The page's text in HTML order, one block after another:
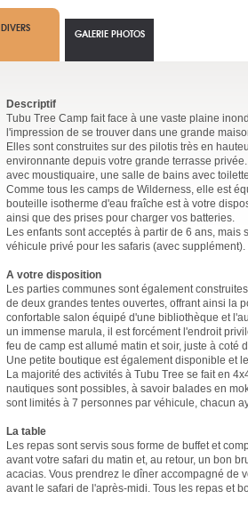
DIVERS
Descriptif
Tubu Tree Camp fait face à une vaste plaine
l'impression de se trouver dans une grande
Elles sont construites sur des pilotis très en
environnante depuis votre grande terrasse
avec moustiquaire, une salle de bains avec
Comme tous les camps de Wilderness, elle est
bouteille isotherme d'eau fraîche est à votre
ainsi que des prises pour charger vos batteries.
Les enfants sont acceptés à partir de 6 ans,
véhicule privé pour les safaris (avec supplément).
A votre disposition
Les parties communes sont également
de deux grandes tentes ouvertes, offrant ainsi la
confortable salon équipé d'une bibliothèque et
un immense marula, il est forcément l'endroit
feu de camp est allumé matin et soir, juste à
Une petite boutique est également disponible et
La majorité des activités à Tubu Tree se fait en
nautiques sont possibles, à savoir balades en
sont limités à 7 personnes par véhicule, chacun
La table
Les repas sont servis sous forme de buffet et
avant votre safari du matin et, au retour, un bon
acacias. Vous prendrez le dîner accompagné de
avant le safari de l'après-midi. Tous les repas et
GALERIE PHOTOS